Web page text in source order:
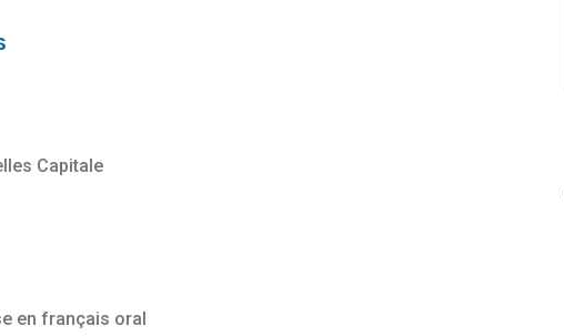
Capitale
en français oral